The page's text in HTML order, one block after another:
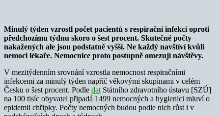
Minulý týden vzrostl počet pacientů s respirační infekcí oproti
předchozímu týdnu skoro o šest procent. Skutečné počty
nakažených ale jsou podstatně vyšší. Ne každý navštíví kvůli
nemoci lékaře. Nemocnice proto postupně omezují návštěvy.
V mezitýdenním srovnání vzrostla nemocnost respiračními
infekcemi za minulý týden napříč věkovými skupinami v celém
Česku o šest procent. Podle dat Státního zdravotního ústavu [SZÚ]
na 100 tisíc obyvatel připadá 1499 nemocných a hygienici mluví o
epidemii chřipky. Počty nemocných budou podle nich růst i v